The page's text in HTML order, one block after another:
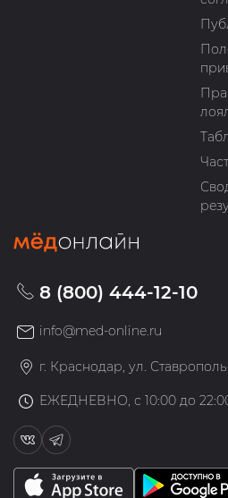
8 (800) 444-12-10
info@med-online.ru
г. Краснодар, ул.
ЕЖЕДНЕВНО, с 10:00 до